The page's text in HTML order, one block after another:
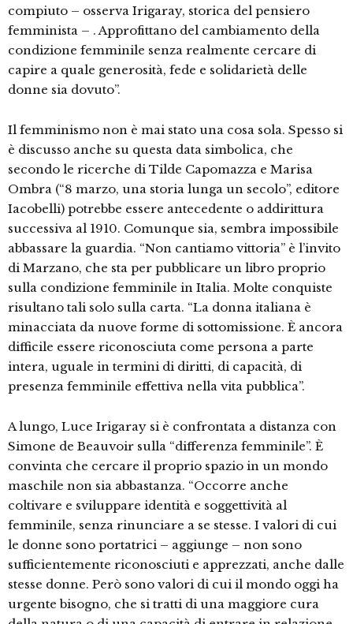
compiuto – osserva Irigaray, storica del pensiero
femminista – . Approfittano del cambiamento della
condizione femminile senza realmente cercare di
capire a quale generosità, fede e solidarietà delle
donne sia dovuto”.
Il femminismo non è mai stato una cosa sola. Spesso si
è discusso anche su questa data simbolica, che
secondo le ricerche di Tilde Capomazza e Marisa
Ombra (“8 marzo, una storia lunga un secolo”, editore
Iacobelli) potrebbe essere antecedente o addirittura
successiva al 1910. Comunque sia, sembra impossibile
abbassare la guardia. “Non cantiamo vittoria” è l’invito
di Marzano, che sta per pubblicare un libro proprio
sulla condizione femminile in Italia. Molte conquiste
risultano tali solo sulla carta. “La donna italiana è
minacciata da nuove forme di sottomissione. È ancora
difficile essere riconosciuta come persona a parte
intera, uguale in termini di diritti, di capacità, di
presenza femminile effettiva nella vita pubblica”.
A lungo, Luce Irigaray si è confrontata a distanza con
Simone de Beauvoir sulla “differenza femminile”. È
convinta che cercare il proprio spazio in un mondo
maschile non sia abbastanza. “Occorre anche
coltivare e sviluppare identità e soggettività al
femminile, senza rinunciare a se stesse. I valori di cui
le donne sono portatrici – aggiunge – non sono
sufficientemente riconosciuti e apprezzati, anche dalle
stesse donne. Però sono valori di cui il mondo oggi ha
urgente bisogno, che si tratti di una maggiore cura